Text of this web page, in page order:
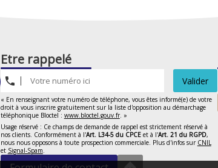
Etre rappelé
Valider
« En renseignant votre numéro de téléphone, vous êtes informé(e) de votre
droit à vous inscrire gratuitement sur la liste d'opposition au démarchage
téléphonique Bloctel : www.bloctel.gouv.fr. »
Usage réservé : Ce champs de demande de rappel est strictement réservé à
nos clients. Conformément à l'Art. L34-5 du CPCEet à l'Art. 21 du RGPD,
nous nous opposons à toute prospection commerciale. Plus d'infos sur CNIL
et Signal-Spam